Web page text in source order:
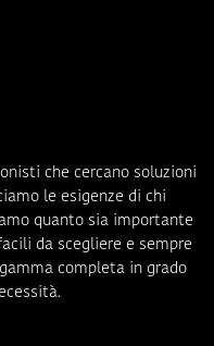
che cercano soluzioni
le esigenze di chi
quanto sia importante
da scegliere e sempre
completa in grado